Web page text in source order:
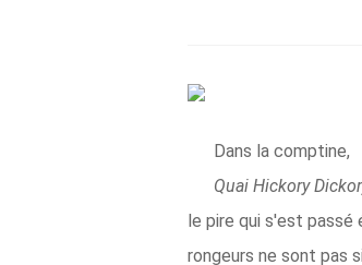
Dans la comptine,
Quai Hickory
le pire qui s'est passé
rongeurs ne sont pas